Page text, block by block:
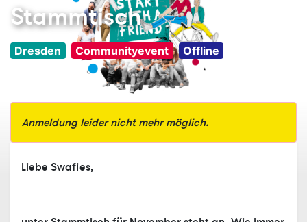
Stammtisch
Dresden Communityevent Offline
Anmeldung leider nicht mehr möglich.
Liebe Swafies,